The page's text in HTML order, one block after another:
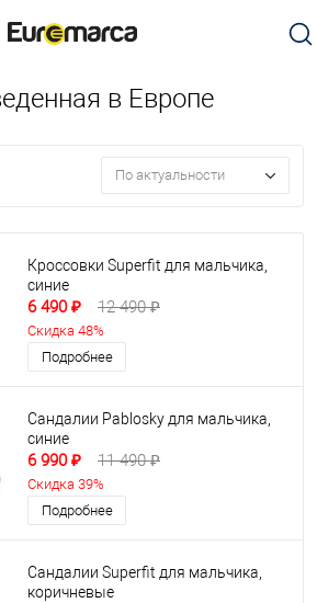
в Европе
По актуальности
Кроссовки Superfit для мальчика,
синие
6 490 ₽ 12 490 ₽
Скидка 48%
Подробнее
Сандалии Pablosky для мальчика,
синие
6 990 ₽ 11 490 ₽
Скидка 39%
Подробнее
Сандалии Superfit для мальчика,
коричневые